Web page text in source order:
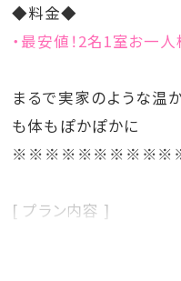
◆料金◆
・最安値！2名1室お一
まるで実家のような温
も体もぽかぽかに
[ プラン内容 ]